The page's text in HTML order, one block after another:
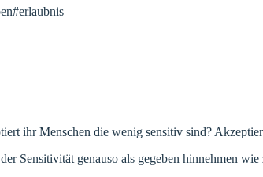
ihr Menschen die wenig sensitiv sind?
Sensitivität genauso als gegeben hinnehmen